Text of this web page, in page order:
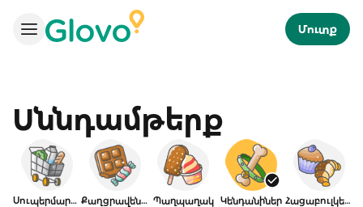
Մուտք
Սննդամթերք
Սուպերմարկետ Քաղցրավենիք Պաղպաղակ Կենդանիներ Հացաբուլկեղեն